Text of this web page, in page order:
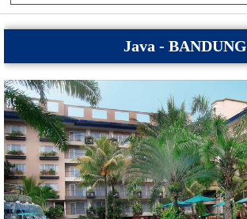
Java - BANDUNG